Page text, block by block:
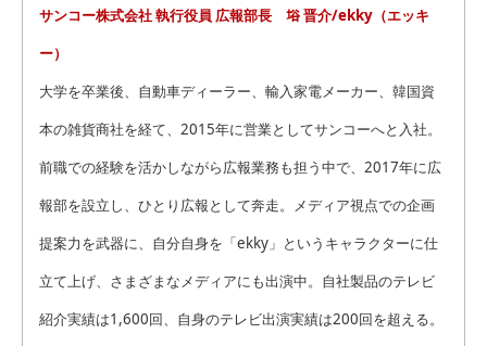
サンコー株式会社 執行役員 広報部長 﨏 晋介/ekky（エッキ
ー）
大学を卒業後、自動車ディーラー、輸入家電メーカー、韓国資
本の雑貨商社を経て、2015年に営業としてサンコーへと入社。
前職での経験を活かしながら広報業務も担う中で、2017年に広
報部を設立し、ひとり広報として奔走。メディア視点での企画
提案力を武器に、自分自身を「ekky」というキャラクターに仕
立て上げ、さまざまなメディアにも出演中。自社製品のテレビ
紹介実績は1,600回、自身のテレビ出演実績は200回を超える。